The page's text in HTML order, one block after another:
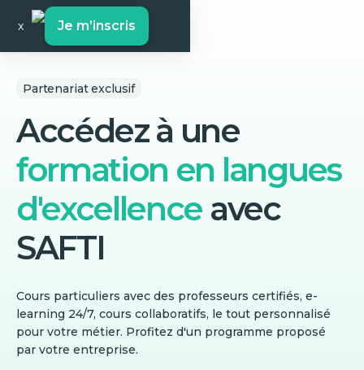
x Je m’inscris
Partenariat exclusif
Accédez à une
formation en langues
d'excellence avec
SAFTI
Cours particuliers avec des professeurs certifiés, e-
learning 24/7, cours collaboratifs, le tout personnalisé
pour votre métier. Profitez d'un programme proposé
par votre entreprise.